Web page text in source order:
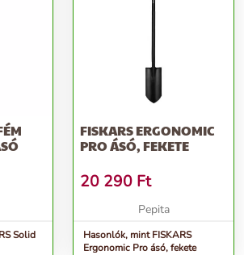
Solid
FISKARS ERGONOMIC
PRO ÁSÓ, FEKETE
20 290 Ft
Pepita
Hasonlók, mint FISKARS
Ergonomic Pro ásó, fekete